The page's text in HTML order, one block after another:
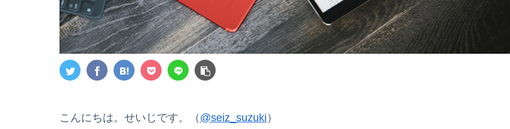
こんにちは。せいじです。（ @seiz_suzuki ）